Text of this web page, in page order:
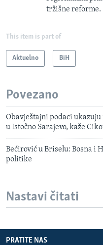
tržišne reforme.
This item is part of
Aktuelno BiH
Povezano
Obavještajni podaci ukazuju
u Istočno Sarajevo, kaže
Bećirović u Briselu: Bosna i
politike
Nastavi čitati
PRATITE NAS